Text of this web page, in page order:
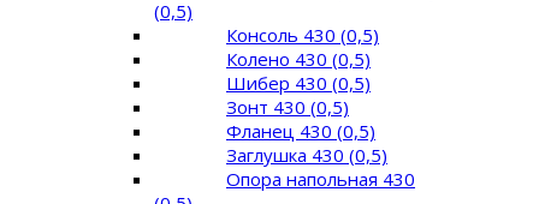
(0,5)
Консоль 430 (0,5)
Колено 430 (0,5)
Шибер 430 (0,5)
Зонт 430 (0,5)
Фланец 430 (0,5)
Заглушка 430 (0,5)
Опора напольная 430